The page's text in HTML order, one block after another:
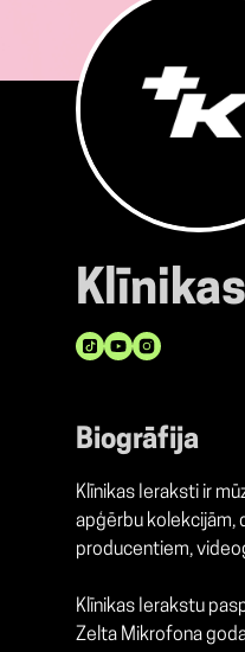
Biogrāfija
Klīnikas Ieraksti ir
apģērbu kolekcijām,
producentiem,
Klīnikas Ierakstu
Zelta Mikrofona